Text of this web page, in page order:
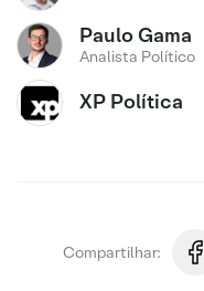
Paulo Gama
Analista Político
XP Política
Compartilhar: